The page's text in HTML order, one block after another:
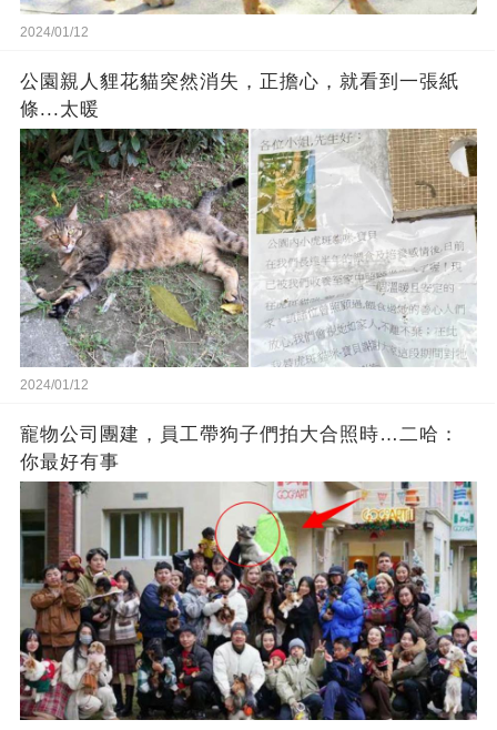
2024/01/12
公園親人貍花貓突然消失，正擔心，就看到一張紙
條...太暖
2024/01/12
寵物公司團建，員工帶狗子們拍大合照時…二哈：
你最好有事